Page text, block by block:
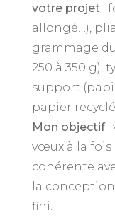
votre projet :
allongé…),
grammage
250 à 350 g),
support
papier
Mon objectif:
vœux à la
cohérente
la
fini.